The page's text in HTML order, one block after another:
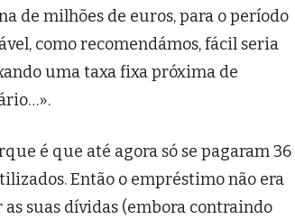
de milhões de euros, para o período
como recomendámos, fácil seria
uma taxa fixa próxima de
é que até agora só se pagaram 36
Então o empréstimo não era
suas dívidas (embora contraindo